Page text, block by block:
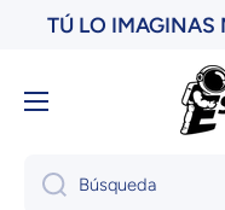
Ir directamente al
TÚ LO IMAGINAS
Búsqueda